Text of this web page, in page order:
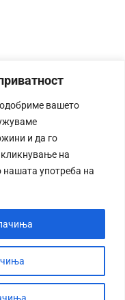
вашето
и да го
на
нашата употреба на